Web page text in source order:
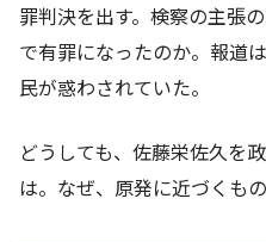
罪判決を出す。検察の主張
で有罪になったのか。報道
民が惑わされていた。
どうしても、佐藤栄佐久を
は。なぜ、原発に近づくも